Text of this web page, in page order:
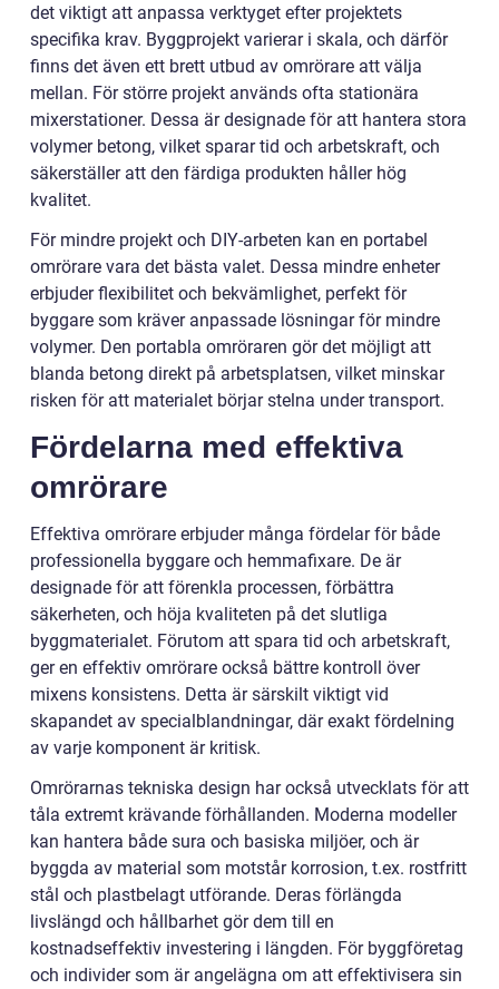
det viktigt att anpassa verktyget efter projektets
specifika krav. Byggprojekt varierar i skala, och därför
finns det även ett brett utbud av omrörare att välja
mellan. För större projekt används ofta stationära
mixerstationer. Dessa är designade för att hantera stora
volymer betong, vilket sparar tid och arbetskraft, och
säkerställer att den färdiga produkten håller hög
kvalitet.
För mindre projekt och DIY-arbeten kan en portabel
omrörare vara det bästa valet. Dessa mindre enheter
erbjuder flexibilitet och bekvämlighet, perfekt för
byggare som kräver anpassade lösningar för mindre
volymer. Den portabla omröraren gör det möjligt att
blanda betong direkt på arbetsplatsen, vilket minskar
risken för att materialet börjar stelna under transport.
Fördelarna med effektiva
omrörare
Effektiva omrörare erbjuder många fördelar för både
professionella byggare och hemmafixare. De är
designade för att förenkla processen, förbättra
säkerheten, och höja kvaliteten på det slutliga
byggmaterialet. Förutom att spara tid och arbetskraft,
ger en effektiv omrörare också bättre kontroll över
mixens konsistens. Detta är särskilt viktigt vid
skapandet av specialblandningar, där exakt fördelning
av varje komponent är kritisk.
Omrörarnas tekniska design har också utvecklats för att
tåla extremt krävande förhållanden. Moderna modeller
kan hantera både sura och basiska miljöer, och är
byggda av material som motstår korrosion, t.ex. rostfritt
stål och plastbelagt utförande. Deras förlängda
livslängd och hållbarhet gör dem till en
kostnadseffektiv investering i längden. För byggföretag
och individer som är angelägna om att effektivisera sin